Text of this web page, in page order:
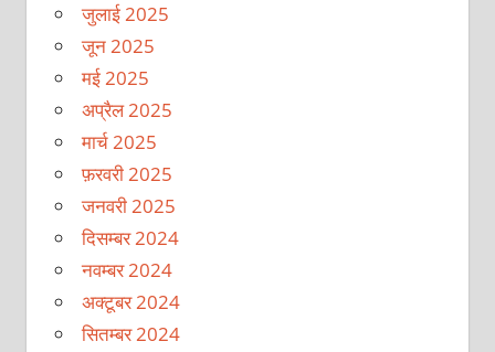
जुलाई 2025
जून 2025
मई 2025
अप्रैल 2025
मार्च 2025
फ़रवरी 2025
जनवरी 2025
दिसम्बर 2024
नवम्बर 2024
अक्टूबर 2024
सितम्बर 2024